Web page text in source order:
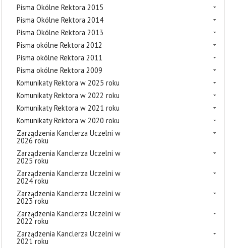
Pisma Okólne Rektora 2015
Pisma Okólne Rektora 2014
Pisma Okólne Rektora 2013
Pisma okólne Rektora 2012
Pisma okólne Rektora 2011
Pisma okólne Rektora 2009
Komunikaty Rektora w 2025 roku
Komunikaty Rektora w 2022 roku
Komunikaty Rektora w 2021 roku
Komunikaty Rektora w 2020 roku
Zarządzenia Kanclerza Uczelni w
2026 roku
Zarządzenia Kanclerza Uczelni w
2025 roku
Zarządzenia Kanclerza Uczelni w
2024 roku
Zarządzenia Kanclerza Uczelni w
2023 roku
Zarządzenia Kanclerza Uczelni w
2022 roku
Zarządzenia Kanclerza Uczelni w
2021 roku